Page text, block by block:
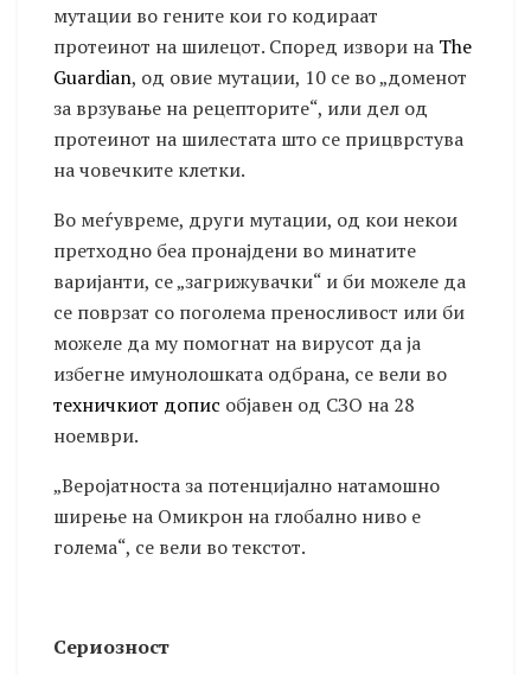
мутации во гените кои го кодираат
протеинот на шилецот. Според извори на The ​​
Guardian, од овие мутации, 10 се во „доменот
за врзување на рецепторите“, или дел од
протеинот на шилестата што се прицврстува
на човечките клетки.
Во меѓувреме, други мутации, од кои некои
претходно беа пронајдени во минатите
варијанти, се „загрижувачки“ и би можеле да
се поврзат со поголема преносливост или би
можеле да му помогнат на вирусот да ја
избегне имунолошката одбрана, се вели во
техничкиот допис објавен од СЗО на 28
ноември.
„Веројатноста за потенцијално натамошно
ширење на Омикрон на глобално ниво е
голема“, се вели во текстот.
Сериозност